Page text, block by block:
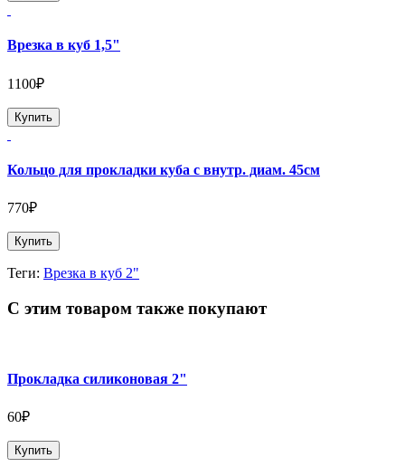
Врезка в куб 1,5"
1100₽
Купить
Кольцо для прокладки куба с внутр. диам. 45см
770₽
Купить
Теги: Врезка в куб 2"
С этим товаром также покупают
Прокладка силиконовая 2"
60₽
Купить